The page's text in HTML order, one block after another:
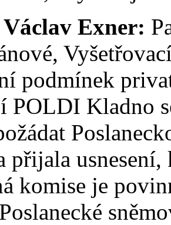
Václav Exner:
podmínek
POLDI Kladno
přijala
komise je